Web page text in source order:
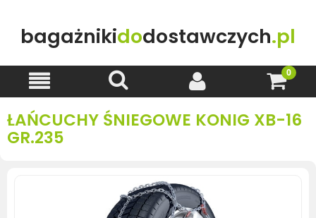
bagażnikidodostawczych.pl
ŁAŃCUCHY ŚNIEGOWE KONIG XB-16
GR.235